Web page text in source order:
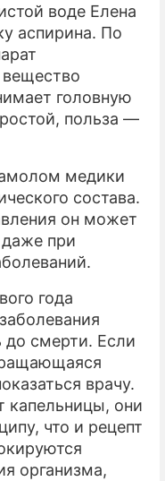
воде Елена
аспирина. По
вещество
головную
польза —
медики
состава.
он может
даже при
года
до смерти. Если
врачу.
капельницы, они
что и рецепт
организма,